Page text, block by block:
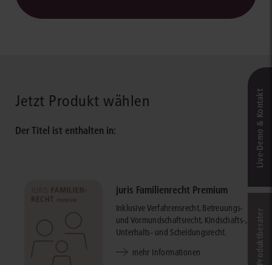
Jetzt Produkt wählen
Der Titel ist enthalten in:
juris Familienrecht Premium
Inklusive Verfahrensrecht, Betreuungs-
und Vormundschaftsrecht, Kindschafts-,
Unterhalts- und Scheidungsrecht.
mehr Informationen
Live‑Demo & Kontakt